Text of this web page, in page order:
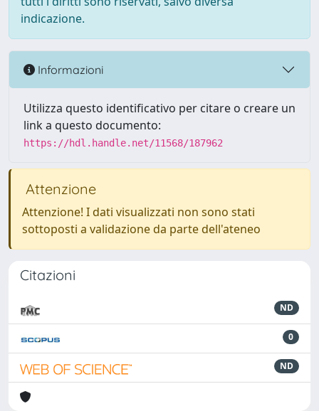
indicazione.
Informazioni
Utilizza questo identificativo per citare o creare un
link a questo documento:
https://hdl.handle.net/11568/187962
Attenzione
Attenzione! I dati visualizzati non sono stati
sottoposti a validazione da parte dell'ateneo
Citazioni
ND
0
ND